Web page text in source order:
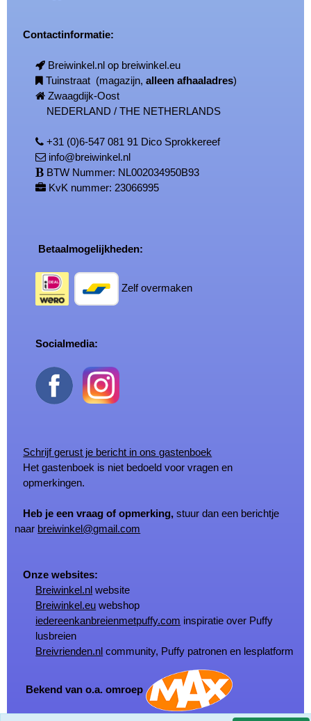
Contactinformatie:
Breiwinkel.nl op breiwinkel.eu
Tuinstraat (magazijn,alleen afhaaladres)
Zwaagdijk-Oost
NEDERLAND / THE NETHERLANDS
+31 (0)6-547 081 91 Dico Sprokkereef
info@breiwinkel.nl
BTW Nummer: NL002034950B93
KvK nummer: 23066995
Betaalmogelijkheden:
Zelf overmaken
Socialmedia:
Schrijf gerust je bericht in ons gastenboek
Het gastenboek is niet bedoeld voor vragen en
opmerkingen.
Heb je een vraag of opmerking, stuur dan een berichtje
naar breiwinkel@gmail.com
Onze websites:
Breiwinkel.nl website
Breiwinkel.eu webshop
iedereenkanbreienmetpuffy.com inspiratie over Puffy
lusbreien
Breivrienden.nl community, Puffy patronen en lesplatform
Bekend van o.a. omroep